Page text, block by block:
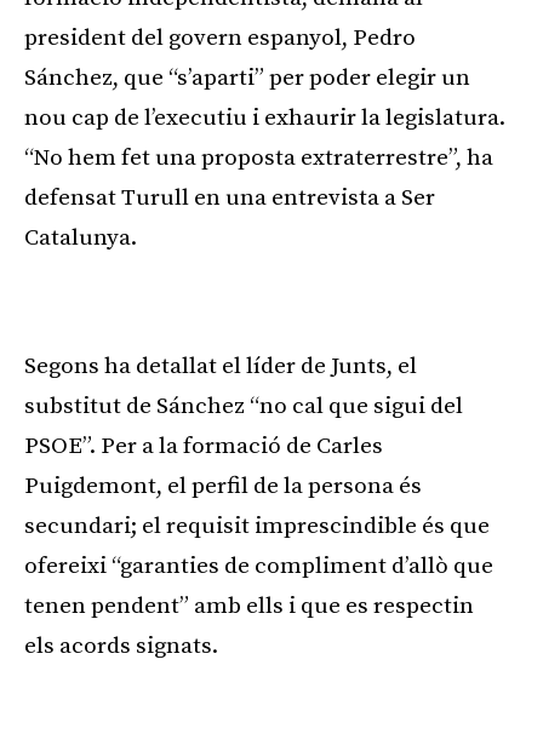
president del govern espanyol, Pedro
Sánchez, que “s’aparti” per poder elegir un
nou cap de l’executiu i exhaurir la legislatura.
“No hem fet una proposta extraterrestre”, ha
defensat Turull en una entrevista a Ser
Catalunya.
Segons ha detallat el líder de Junts, el
substitut de Sánchez “no cal que sigui del
PSOE”. Per a la formació de Carles
Puigdemont, el perfil de la persona és
secundari; el requisit imprescindible és que
ofereixi “garanties de compliment d’allò que
tenen pendent” amb ells i que es respectin
els acords signats.